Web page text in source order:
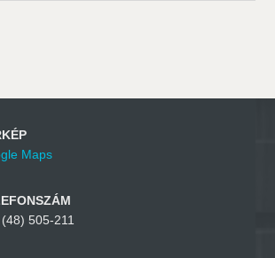
Maps
505-211